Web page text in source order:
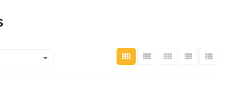
    
